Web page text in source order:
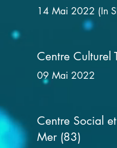
14 Mai 2022 (In
Centre Culturel
09 Mai 2022
Centre Social
Mer (83)